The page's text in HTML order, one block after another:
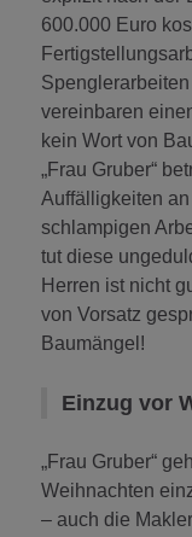
600.000 Euro
vereinbaren
kein Wort von
„Frau Gruber“
Auffälligkeiten
schlampigen
tut diese
Herren ist nicht
von Vorsatz
Baumängel!
Einzug vor
„Frau Gruber“
Weihnachten
– auch die